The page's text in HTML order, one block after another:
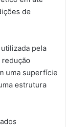
de
pela
redução
uma superfície
estrutura